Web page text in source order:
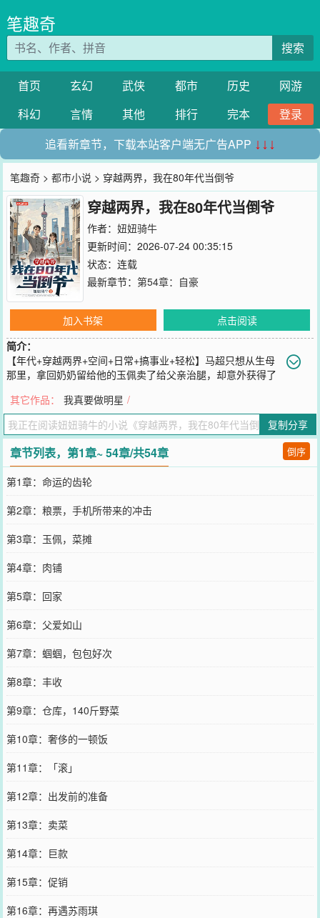
笔趣奇
搜索
首页 玄幻 武侠 都市 历史
网游
科幻
言情 其他 排行 完本
登录
追看新章节，下载本站客户端无广告APP ↓↓↓
笔趣奇 >都市小说 > 穿越两界，我在80年代当倒爷
穿越两界，我在80年代当倒爷
作者： 妞妞骑牛
更新时间：2026-07-24 00:35:15
状态：连载
最新章节： 第54章：自豪
加入书架
点击阅读
简介：
【年代+穿越两界+空间+日常+搞事业+轻松】马超只想从生母
那里，拿回奶奶留给他的玉佩卖了给父亲治腿，却意外获得了
不动如山。这里富强，民主，文明，和谐，自由，是世界工厂，是第
二大经济体，是工业强国。80年代的华夏工业落后，但食品，蔬菜，
水果纯天然无污染，没有那些科技与狠活。……马超发现自己能穿梭
在两个时空之间。他把现代的服装，手表，彩电，冰箱带回那个工业
品匮乏年代。又把80年代纯绿色天然的水果，蔬菜，食品带回到现
代。马超在两个时空赚的盆满钵满。他发誓，要让那个为他遮风挡雨
的男人过的幸福，还要全家人过上好日子。最重要的是，他要让80年
代华夏弯道超车，提前进入工业时代，走向世界之巅。让那些看不起
华夏的外国人好看看，什么叫回归历史原有地位，什么才是真正的文
明大国。……
您要是觉得《 穿越两界，我在80年代当倒爷
向您QQ群和微博微信里的朋友推荐哦！
其它作品： 我真要做明星 /
复制分享
章节列表，第1章~ 54章/共54章 倒序
第1章：命运的齿轮
第2章：粮票，手机所带来的冲击
第3章：玉佩，菜摊
第4章：肉铺
第5章：回家
第6章：父爱如山
第7章：蝈蝈，包包好次
第8章：丰收
第9章：仓库，140斤野菜
第10章：奢侈的一顿饭
第11章：「滚」
第12章：出发前的准备
第13章：卖菜
第14章：巨款
第15章：促销
第16章：再遇苏雨琪